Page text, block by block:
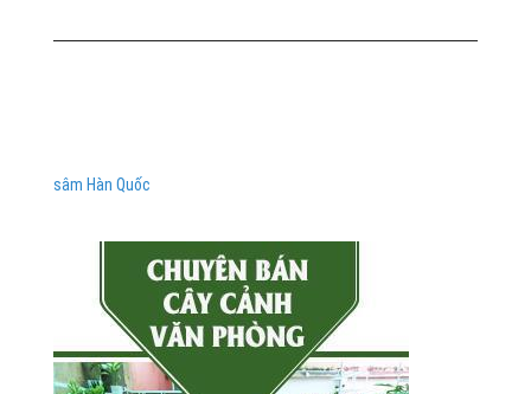
sâm Hàn Quốc